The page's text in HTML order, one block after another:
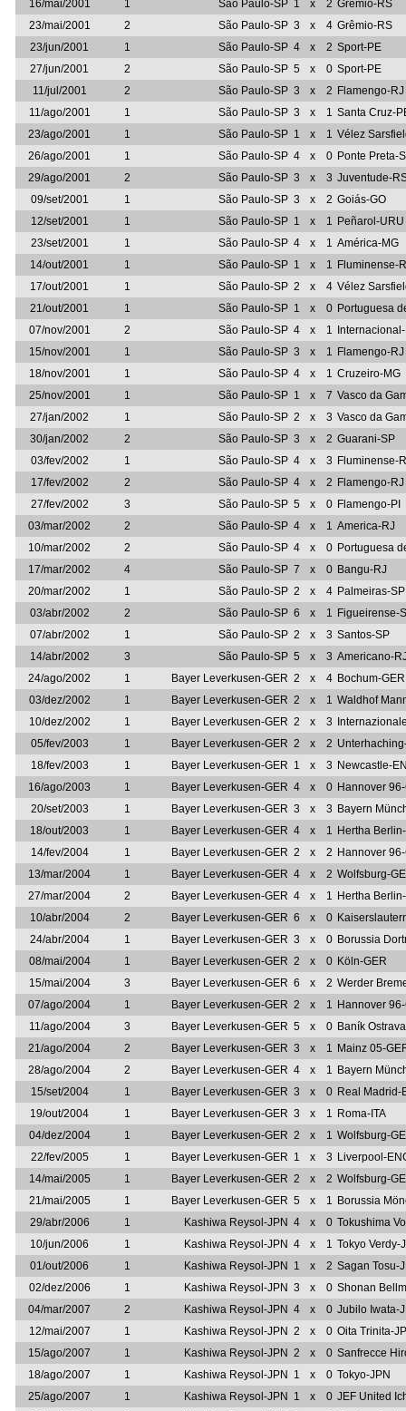
16/mai/2001 1 São Paulo-SP 1 x 2 Grêmio-RS
23/mai/2001
2 São Paulo-SP 3 x 4 Grêmio-RS
23/jun/2001
1 São Paulo-SP 4 x 2 Sport-PE
27/jun/2001
2 São Paulo-SP 5 x 0 Sport-PE
11/jul/2001
2 São Paulo-SP 3 x 2 Flamengo-RJ
11/ago/2001
1 São Paulo-SP 3 x 1 Santa Cruz-
23/ago/2001
1 São Paulo-SP 1 x 1 Vélez
26/ago/2001
1 São Paulo-SP 4 x 0 Ponte Preta-
29/ago/2001
2 São Paulo-SP 3 x 3 Juventude-
09/set/2001
1 São Paulo-SP 3 x 2 Goiás-GO
12/set/2001
1 São Paulo-SP 1 x 1 Peñarol-URU
23/set/2001
1 São Paulo-SP 4 x 1 América-MG
14/out/2001
1 São Paulo-SP 1 x 1 Fluminense-
17/out/2001
1 São Paulo-SP 2 x 4 Vélez
21/out/2001
1 São Paulo-SP 1 x 0 Portuguesa
07/nov/2001
2 São Paulo-SP 4 x 1
15/nov/2001
1 São Paulo-SP 3 x 1 Flamengo-RJ
18/nov/2001
1 São Paulo-SP 4 x 1 Cruzeiro-MG
25/nov/2001
1 São Paulo-SP 1 x 7 Vasco da
27/jan/2002
1 São Paulo-SP 2 x 3 Vasco da
30/jan/2002
2 São Paulo-SP 3 x 2 Guarani-SP
03/fev/2002
1 São Paulo-SP 4 x 3 Fluminense-
17/fev/2002
2 São Paulo-SP 4 x 2 Flamengo-RJ
27/fev/2002
3 São Paulo-SP 5 x 0 Flamengo-PI
03/mar/2002
2 São Paulo-SP 4 x 1 America-RJ
10/mar/2002
2 São Paulo-SP 4 x 0 Portuguesa
17/mar/2002
4 São Paulo-SP 7 x 0 Bangu-RJ
20/mar/2002
1 São Paulo-SP 2 x 4 Palmeiras-SP
03/abr/2002
2 São Paulo-SP 6 x 1 Figueirense-
07/abr/2002
1 São Paulo-SP 2 x 3 Santos-SP
14/abr/2002
3 São Paulo-SP 5 x 3 Americano-
24/ago/2002
1 Bayer Leverkusen-GER 2 x 4 Bochum-GER
03/dez/2002
1 Bayer Leverkusen-GER 2 x 1 Waldhof
10/dez/2002
1 Bayer Leverkusen-GER 2 x 3
05/fev/2003
1 Bayer Leverkusen-GER 2 x 2
18/fev/2003
1 Bayer Leverkusen-GER 1 x 3 Newcastle-
16/ago/2003
1 Bayer Leverkusen-GER 4 x 0 Hannover
20/set/2003
1 Bayer Leverkusen-GER 3 x 3 Bayern
18/out/2003
1 Bayer Leverkusen-GER 4 x 1 Hertha
14/fev/2004
1 Bayer Leverkusen-GER 2 x 2 Hannover
13/mar/2004
1 Bayer Leverkusen-GER 4 x 2 Wolfsburg-
27/mar/2004
2 Bayer Leverkusen-GER 4 x 1 Hertha
10/abr/2004
2 Bayer Leverkusen-GER 6 x 0
24/abr/2004
1 Bayer Leverkusen-GER 3 x 0 Borussia
08/mai/2004
1 Bayer Leverkusen-GER 2 x 0 Köln-GER
15/mai/2004
3 Bayer Leverkusen-GER 6 x 2 Werder
07/ago/2004
1 Bayer Leverkusen-GER 2 x 1 Hannover
11/ago/2004
3 Bayer Leverkusen-GER 5 x 0 Baník
21/ago/2004
2 Bayer Leverkusen-GER 3 x 1 Mainz 05-
28/ago/2004
2 Bayer Leverkusen-GER 4 x 1 Bayern
15/set/2004
1 Bayer Leverkusen-GER 3 x 0 Real Madrid-
19/out/2004
1 Bayer Leverkusen-GER 3 x 1 Roma-ITA
04/dez/2004
1 Bayer Leverkusen-GER 2 x 1 Wolfsburg-
22/fev/2005
1 Bayer Leverkusen-GER 1 x 3 Liverpool-
14/mai/2005
1 Bayer Leverkusen-GER 2 x 2 Wolfsburg-
21/mai/2005
1 Bayer Leverkusen-GER 5 x 1 Borussia
29/abr/2006
1 Kashiwa Reysol-JPN 4 x 0 Tokushima
10/jun/2006
1 Kashiwa Reysol-JPN 4 x 1 Tokyo Verdy-
01/out/2006
1 Kashiwa Reysol-JPN 1 x 2 Sagan Tosu-
02/dez/2006
1 Kashiwa Reysol-JPN 3 x 0 Shonan
04/mar/2007
2 Kashiwa Reysol-JPN 4 x 0 Jubilo Iwata-
12/mai/2007
1 Kashiwa Reysol-JPN 2 x 0 Oita Trinita-
15/ago/2007
1 Kashiwa Reysol-JPN 2 x 0 Sanfrecce
18/ago/2007
1 Kashiwa Reysol-JPN 1 x 0 Tokyo-JPN
25/ago/2007
1 Kashiwa Reysol-JPN 1 x 0 JEF United